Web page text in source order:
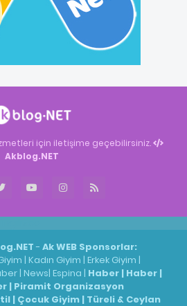
için iletişime geçebilirsiniz.
Akblog.NET
- Ak WEB Sponsorlar:
| Kadın Giyim | Erkek Giyim |
| News| Espina | Haber | Haber |
| Piramit Organizasyon
| Çocuk Giyim | Türeli & Ceylan